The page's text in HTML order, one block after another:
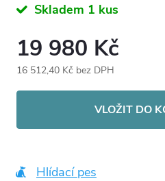
Skladem 1 kus
19 980 Kč
16 512,40 Kč bez DPH
VLOŽIT DO
Hlídací pes